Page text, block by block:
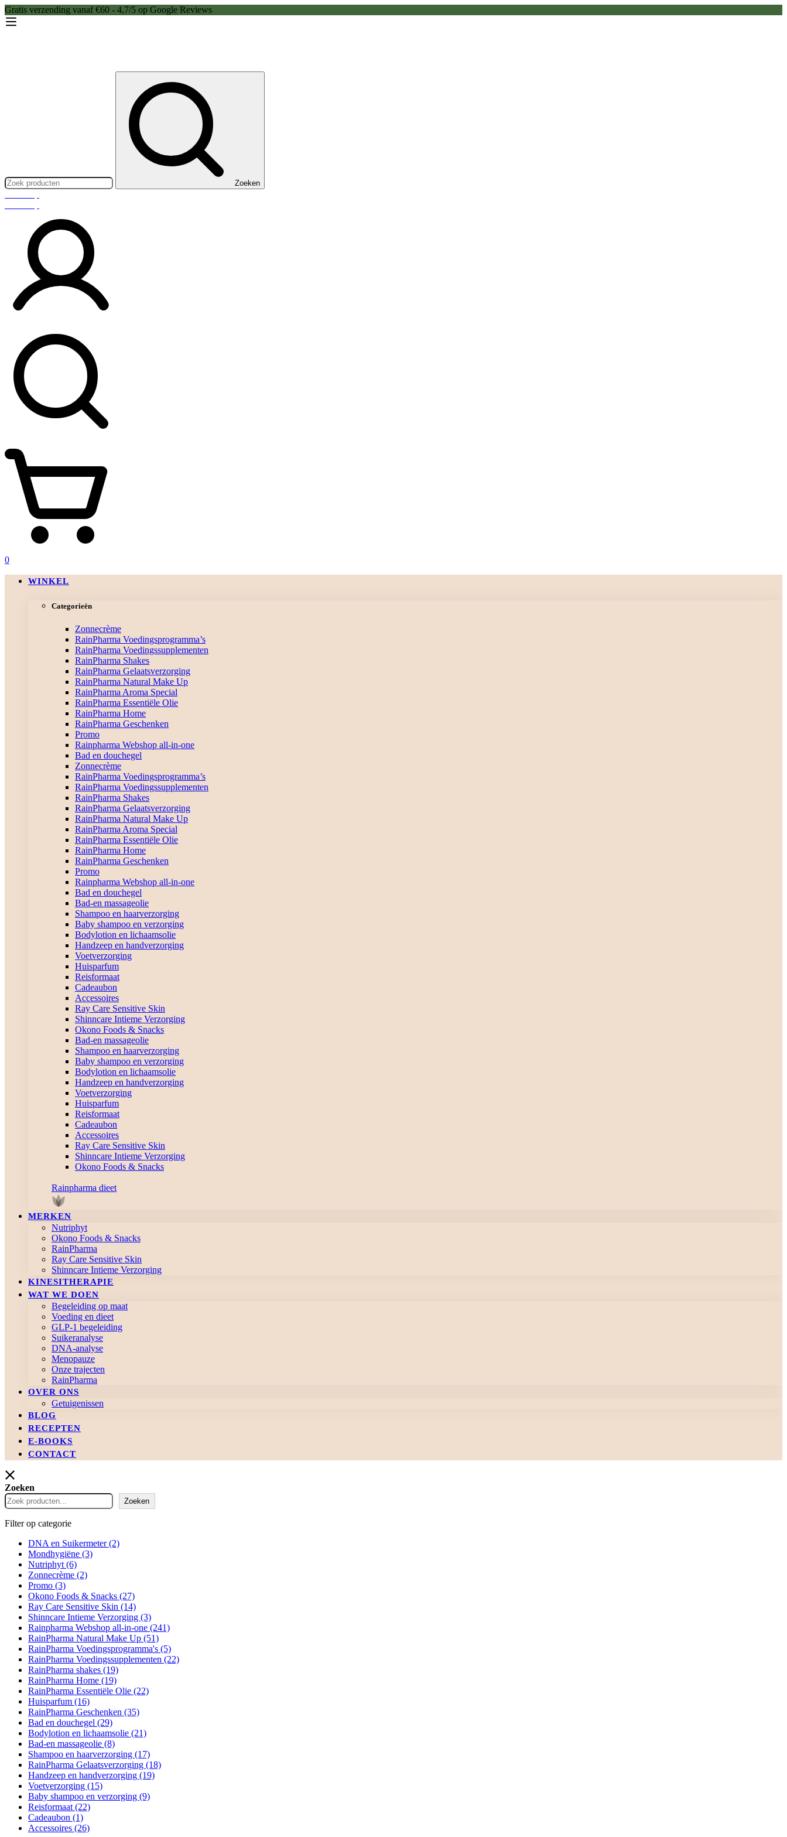
Gratis verzending vanaf €60 - 4,7/5 op Google Reviews
Zoeken
0
WINKEL
Categorieën
Zonnecrème
RainPharma Voedingsprogramma’s
RainPharma Voedingssupplementen
RainPharma Shakes
RainPharma Gelaatsverzorging
RainPharma Natural Make Up
RainPharma Aroma Special
RainPharma Essentiële Olie
RainPharma Home
RainPharma Geschenken
Promo
Rainpharma Webshop all-in-one
Bad en douchegel
Zonnecrème
RainPharma Voedingsprogramma’s
RainPharma Voedingssupplementen
RainPharma Shakes
RainPharma Gelaatsverzorging
RainPharma Natural Make Up
RainPharma Aroma Special
RainPharma Essentiële Olie
RainPharma Home
RainPharma Geschenken
Promo
Rainpharma Webshop all-in-one
Bad en douchegel
Bad-en massageolie
Shampoo en haarverzorging
Baby shampoo en verzorging
Bodylotion en lichaamsolie
Handzeep en handverzorging
Voetverzorging
Huisparfum
Reisformaat
Cadeaubon
Accessoires
Ray Care Sensitive Skin
Shinncare Intieme Verzorging
Okono Foods & Snacks
Bad-en massageolie
Shampoo en haarverzorging
Baby shampoo en verzorging
Bodylotion en lichaamsolie
Handzeep en handverzorging
Voetverzorging
Huisparfum
Reisformaat
Cadeaubon
Accessoires
Ray Care Sensitive Skin
Shinncare Intieme Verzorging
Okono Foods & Snacks
Rainpharma dieet
MERKEN
Nutriphyt
Okono Foods & Snacks
RainPharma
Ray Care Sensitive Skin
Shinncare Intieme Verzorging
KINESITHERAPIE
WAT WE DOEN
Begeleiding op maat
Voeding en dieet
GLP-1 begeleiding
Suikeranalyse
DNA-analyse
Menopauze
Onze trajecten
RainPharma
OVER ONS
Getuigenissen
BLOG
RECEPTEN
E-BOOKS
CONTACT
Zoeken
Zoeken
Filter op categorie
DNA en Suikermeter(2)
Mondhygiëne (3)
Nutriphyt (6)
Zonnecrème (2)
Promo (3)
Okono Foods & Snacks (27)
Ray Care Sensitive Skin (14)
Shinncare Intieme Verzorging (3)
Rainpharma Webshop all-in-one (241)
RainPharma Natural Make Up (51)
RainPharma Voedingsprogramma's (5)
RainPharma Voedingssupplementen (22)
RainPharma shakes (19)
RainPharma Home (19)
RainPharma Essentiële Olie (22)
Huisparfum (16)
RainPharma Geschenken (35)
Bad en douchegel (29)
Bodylotion en lichaamsolie (21)
Bad-en massageolie (8)
Shampoo en haarverzorging (17)
RainPharma Gelaatsverzorging (18)
Handzeep en handverzorging (19)
Voetverzorging (15)
Baby shampoo en verzorging (9)
Reisformaat (22)
Cadeaubon (1)
Accessoires (26)